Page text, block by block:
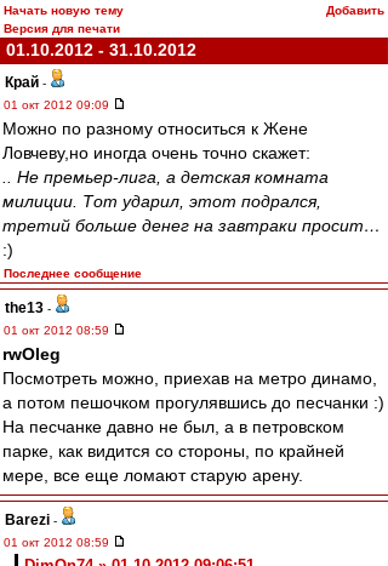
Начать новую тему
Добавить
Версия для печати
01.10.2012 - 31.10.2012
Край -
01 окт 2012 09:09
Можно по разному относиться к Жене
Ловчеву,но иногда очень точно скажет:
.. Не премьер-лига, а детская комната
милиции. Тот ударил, этот подрался,
третий больше денег на завтраки просит…
:)
Последнее сообщение
the13 -
01 окт 2012 08:59
rwOleg
Посмотреть можно, приехав на метро динамо,
а потом пешочком прогулявшись до песчанки :)
На песчанке давно не был, а в петровском
парке, как видится со стороны, по крайней
мере, все еще ломают старую арену.
Barezi -
01 окт 2012 08:59